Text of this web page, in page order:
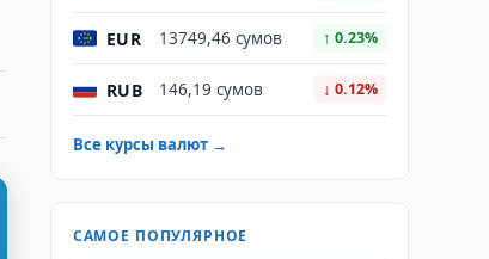
EUR 13749,46 сумов ↑ 0.23%
RUB 146,19 сумов ↓ 0.12%
Все курсы валют →
САМОЕ ПОПУЛЯРНОЕ